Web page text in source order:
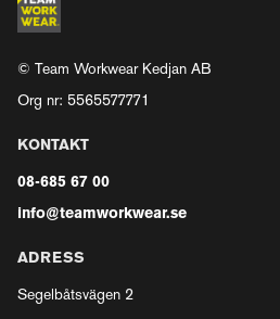
© Team Workwear Kedjan AB
Org nr: 5565577771
KONTAKT
08-685 67 00
info@teamworkwear.se
ADRESS
Segelbåtsvägen 2